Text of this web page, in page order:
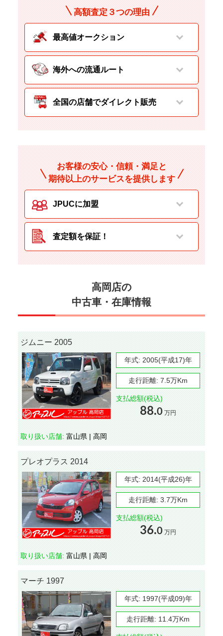
高額査定３つの理由
最高値オークション
海外への流通ルート
全国の店舗でダイレクト販売
お客様の安心・信頼・満足と
期待以上のサービスを提供します
JPUCに加盟
査定額を保証！
高岡店の
中古車・在庫情報
ジムニー 2005
年式: 2005(平成17)年
走行距離: 7.5万Km
支払総額(税込)
88.0 万円
取り扱い店舗: 富山県 | 高岡
プレオプラス 2014
年式: 2014(平成26)年
走行距離: 3.7万Km
支払総額(税込)
36.0 万円
取り扱い店舗: 富山県 | 高岡
マーチ 1997
年式: 1997(平成09)年
走行距離: 11.4万Km